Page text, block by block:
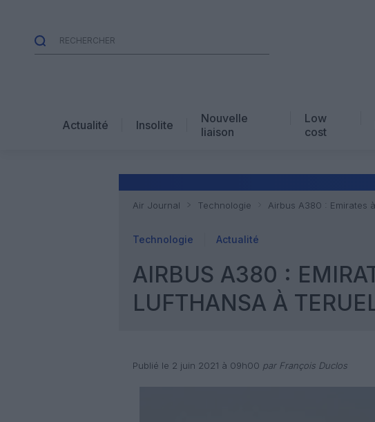
Actualité Insolite
Nouvelle
liaison
Low
cost
Air Journal Technologie Airbus A380 : Emirates
Technologie Actualité
AIRBUS A380 :
LUFTHANSA À
Publié le 2 juin 2021 à 09h00 par François Duclos